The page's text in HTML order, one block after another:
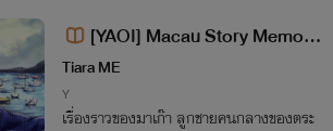
[YAOI] Macau Story Memori
es With Me
Tiara ME
Y
เรื่องราวของมาเก๊า ลูกชายคนกลางของตระ